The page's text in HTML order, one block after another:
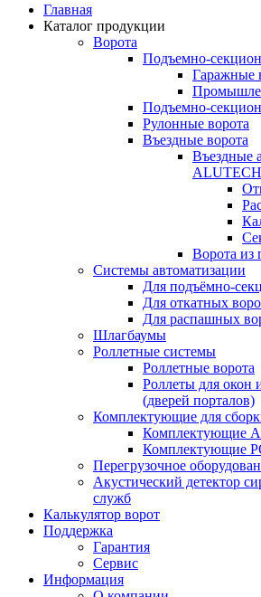
Главная
Каталог продукции
Ворота
Подъемно-
Гаражные
Подъемно-
Рулонные ворота
Въездные ворота
Въездные
ALUTECH
Ворота из
Системы автоматизации
Для подъёмно-
Для откатных
Для распашных
Шлагбаумы
Роллетные системы
Роллетные ворота
Роллеты для окон
(дверей порталов)
Комплектующие для
Комплектующие
Комплектующие
Перегрузочное
Акустический детектор
служб
Калькулятор ворот
Поддержка
Гарантия
Сервис
Информация